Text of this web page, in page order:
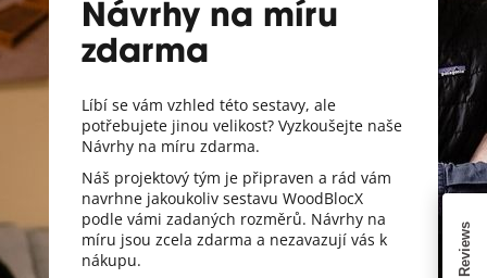
Návrhy na míru
zdarma
Líbí se vám vzhled této sestavy, ale
potřebujete jinou velikost? Vyzkoušejte naše
Návrhy na míru zdarma.
Náš projektový tým je připraven a rád vám
navrhne jakoukoliv sestavu WoodBlocX
podle vámi zadaných rozměrů. Návrhy na
míru jsou zcela zdarma a nezavazují vás k
nákupu.